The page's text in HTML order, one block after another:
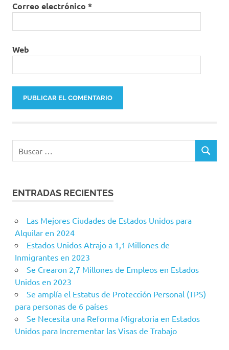
Correo electrónico *
Web
BUSCAR
ENTRADAS RECIENTES
Las Mejores Ciudades de Estados Unidos para
Alquilar en 2024
Estados Unidos Atrajo a 1,1 Millones de
Inmigrantes en 2023
Se Crearon 2,7 Millones de Empleos en Estados
Unidos en 2023
Se amplía el Estatus de Protección Personal (TPS)
para personas de 6 países
Se Necesita una Reforma Migratoria en Estados
Unidos para Incrementar las Visas de Trabajo